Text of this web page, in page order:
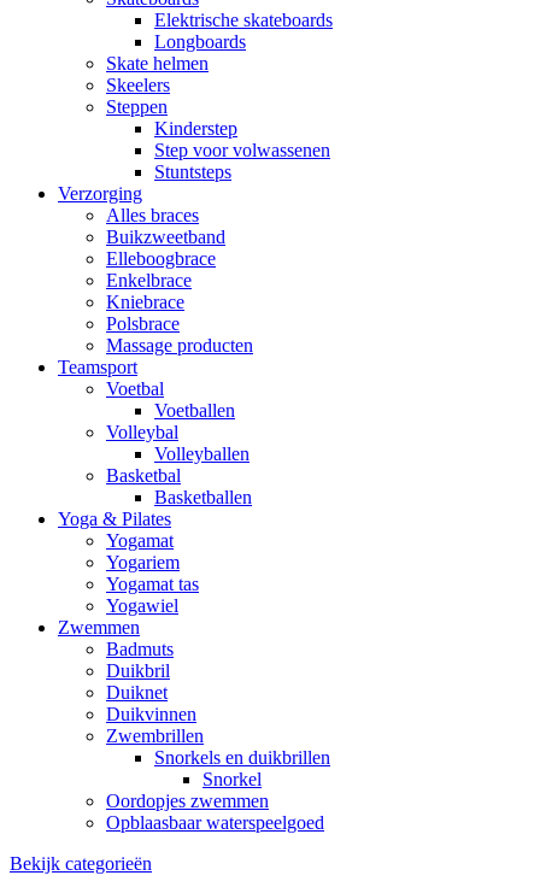
Elektrische skateboards
Longboards
Skate helmen
Skeelers
Steppen
Kinderstep
Step voor volwassenen
Stuntsteps
Verzorging
Alles braces
Buikzweetband
Elleboogbrace
Enkelbrace
Kniebrace
Polsbrace
Massage producten
Teamsport
Voetbal
Voetballen
Volleybal
Volleyballen
Basketbal
Basketballen
Yoga & Pilates
Yogamat
Yogariem
Yogamat tas
Yogawiel
Zwemmen
Badmuts
Duikbril
Duiknet
Duikvinnen
Zwembrillen
Snorkels en duikbrillen
Snorkel
Oordopjes zwemmen
Opblaasbaar waterspeelgoed
Bekijk categorieën